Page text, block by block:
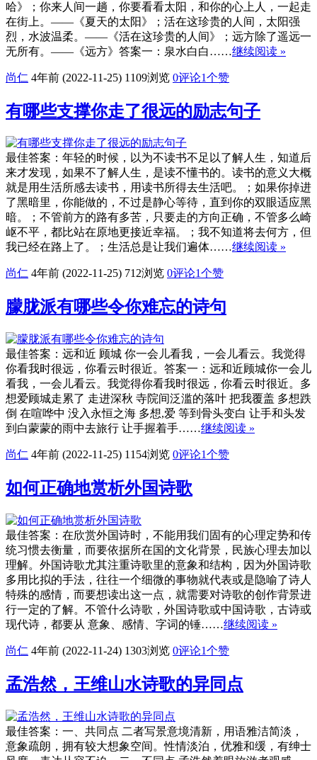
哈》；你来人间一趟，你要看看太阳，和你的心上人，一起走
在街上。——《夏天的太阳》；活在这珍贵的人间，太阳强
烈，水波温柔。——《活在这珍贵的人间》；远方除了遥远一
无所有。——《远方》答案一：泉水白白……继续阅读 »
尚仁 4年前 (2022-11-25) 1109浏览 0评论1个赞
有哪些支撑你走了很远的励志句子
最佳答案：年轻的时候，以为不读书不足以了解人生，知道后
来才发现，如果不了解人生，是读不懂书的。读书的意义大概
就是用生活所感去读书，用读书所得去生活吧。；如果你掉进
了黑暗里，你能做的，不过是静心等待，直到你的双眼适应黑
暗。；不管前方的路有多苦，只要走的方向正确，不管多么崎
岖不平，都比站在原地更接近幸福。；我不知道将去何方，但
我已经在路上了。；生活总是让我们遍体……继续阅读 »
尚仁 4年前 (2022-11-25) 712浏览 0评论1个赞
朦胧派有哪些令你难忘的诗句
最佳答案：远和近 顾城 你一会儿看我，一会儿看云。我觉得
你看我时很远，你看云时很近。答案一：远和近顾城你一会儿
看我，一会儿看云。我觉得你看我时很远，你看云时很近。多
想爱顾城走累了 走进深秋 寺院间泛滥的落叶 把我覆盖 多想跌
倒 在喧哗中 没入永恒之海 多想,爱 等到骨头变白 让手和头发
到白蒙蒙的雨中去旅行 让手握着手……继续阅读 »
尚仁 4年前 (2022-11-25) 1154浏览 0评论1个赞
如何正确地赏析外国诗歌
最佳答案：在欣赏外国诗时，不能用我们固有的心理定势和传
统习惯去衡量，而要依据所在国的文化背景，民族心理去加以
理解。外国诗歌尤其注重诗歌里的意象和结构，因为外国诗歌
多用比拟的手法，往往一个细微的事物就代表或是隐喻了诗人
特殊的感情，而要想读出这一点，就需要对诗歌的创作背景进
行一定的了解。不管什么诗歌，外国诗歌或中国诗歌，古诗或
现代诗，都要从 意象、感情、字词的锤……继续阅读 »
尚仁 4年前 (2022-11-24) 1303浏览 0评论1个赞
孟浩然，王维山水诗歌的异同点
最佳答案：一、共同点 二者写景意境清新，用语雅洁简淡，
意象疏朗，拥有较大想象空间。性情淡泊，优雅和缓，有绅士